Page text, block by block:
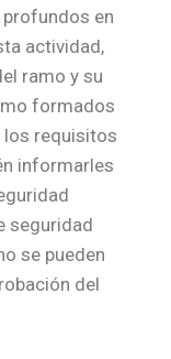
en
actividad,
ramo y su
formados
los requisitos
informarles
seguridad
se pueden
del